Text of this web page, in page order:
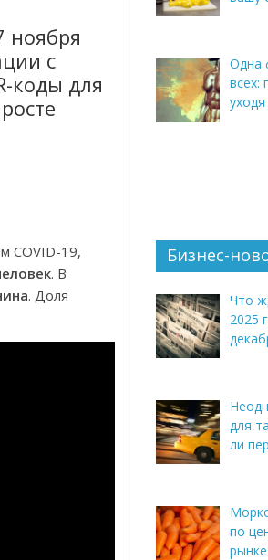
ноября
с
коды для
COVID-19,
. В
. Доля
Одна
всех:
Бизнес-
Что
2025
для
ли
по